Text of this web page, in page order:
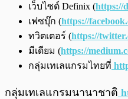
เว็บไซต์ Definix (https://
เฟซบุ๊ก (https://
ทวิตเตอร์ (https://
มีเดียม (https://
กลุ่มเทเลแกรมไทยที่
กลุ่มเทเลแกรมนานาชาติ